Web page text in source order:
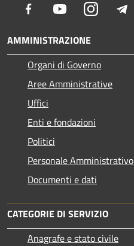
Facebook YoutubeInstagram
AMMINISTRAZIONE
Organi di Governo
Aree Amministrative
Uffici
Enti e fondazioni
Politici
Personale Amministrativo
Documenti e dati
CATEGORIE DI SERVIZIO
Anagrafe e stato civile